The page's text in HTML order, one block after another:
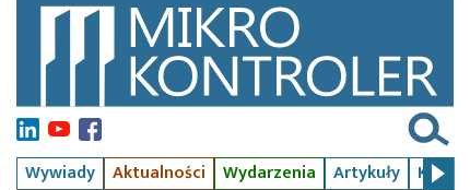
Wywiady Aktualności Wydarzenia Artykuły Kursy